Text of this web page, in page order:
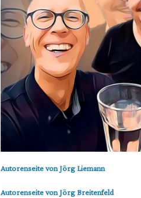
Autorenseite von Jörg Liemann
Autorenseite von Jörg Breitenfeld